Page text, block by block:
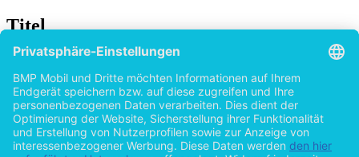
Titel
Green IT
Marketinginstrument, Kostensenker und Umweltretter?
vonTobias Hierl (Autor:in) 2011
©2010 Bachelorarbeit 62 Seiten